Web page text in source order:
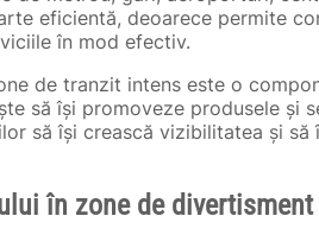
eficientă, deoarece permite
în mod efectiv.
de tranzit intens este o
să își promoveze produsele și
să își crească vizibilitatea și
în zone de divertisment